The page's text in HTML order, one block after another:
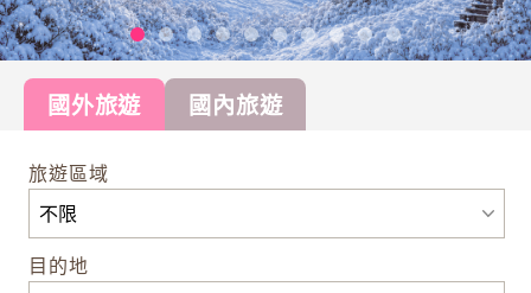
國外旅遊 國內旅遊
旅遊區域
目的地